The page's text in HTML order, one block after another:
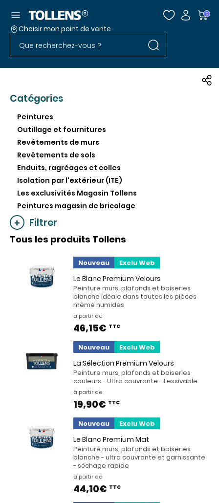
0
Passer la liste des magasins et aller au pied
Choisir mon point de vente
Rechercher dans le site Rechercher
Accéder au menu
Catégories
Peintures
Outillage et fournitures
Revêtements de murs
Revêtements de sols
Enduits, ragréages et colles
Isolation par l'extérieur (ITE)
Les exclusivités Magasin Tollens
Peintures magasin de bricolage
Filtrer
Tous les produits Tollens
Nouveau Exclu Web
Le Blanc Premium Velours
Peinture murs, plafonds et boiseries
blanche idéale dans toutes les pièces
même humides
à partir de
46,15€ TTC
Nouveau Exclu Web
La Sélection Premium Velours
Peinture murs, plafonds et boiseries
couleurs - Ultra couvrante - Lessivable
à partir de
19,90€ TTC
Nouveau Exclu Web
Le Blanc Premium Mat
Peinture murs, plafonds et boiseries
blanche - ultra couvrante et garnissante
- séchage rapide
à partir de
44,10€ TTC